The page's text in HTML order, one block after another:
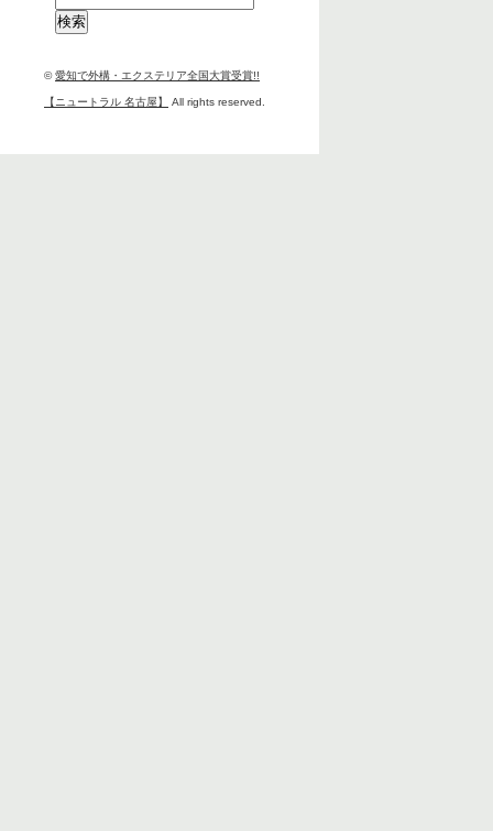
索:
©愛知で外構・エクステリア全国大賞受賞!!
【ニュートラル 名古屋】 All rights reserved.